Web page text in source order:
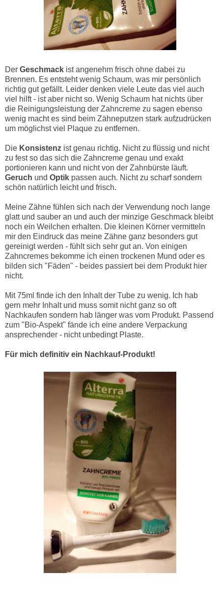
Der Geschmack ist angenehm frisch ohne dabei zu
Brennen. Es entsteht wenig Schaum, was mir persönlich
richtig gut gefällt. Leider denken viele Leute das viel auch
viel hilft - ist aber nicht so. Wenig Schaum hat nichts über
die Reinigungsleistung der Zahncreme zu sagen ebenso
wenig macht es sind beim Zähneputzen stark aufzudrücken
um möglichst viel Plaque zu entfernen.
Die Konsistenz ist genau richtig. Nicht zu flüssig und nicht
zu fest so das sich die Zahncreme genau und exakt
portionieren kann und nicht von der Zahnbürste läuft.
Geruch und Optik passen auch. Nicht zu scharf sondern
schön natürlich leicht und frisch.
Meine Zähne fühlen sich nach der Verwendung noch lange
glatt und sauber an und auch der minzige Geschmack bleibt
noch ein Weilchen erhalten. Die kleinen Körner vermitteln
mir den Eindruck das meine Zähne ganz besonders gut
gereinigt werden - fühlt sich sehr gut an. Von einigen
Zahncremes bekomme ich einen trockenen Mund oder es
bilden sich "Fäden" - beides passiert bei dem Produkt hier
nicht.
Mit 75ml finde ich den Inhalt der Tube zu wenig. Ich hab
gern mehr Inhalt und muss somit nicht ganz so oft
Nachkaufen sondern hab länger was vom Produkt. Passend
zum "Bio-Aspekt" fände ich eine andere Verpackung
ansprechender - nicht unbedingt Plaste.
Für mich definitiv ein Nachkauf-Produkt!